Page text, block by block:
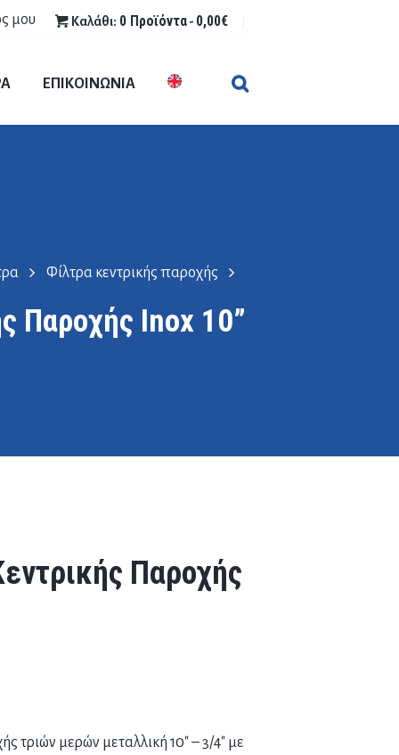
μου Καλάθι: 0 Προϊόντα- 0,00€
ΕΠΙΚΟΙΝΩΝΙΑ
Φίλτρα κεντρικής παροχής
Παροχής Inox 10”
Παροχής
τριών μερών μεταλλική 10″ – 3/4″ με